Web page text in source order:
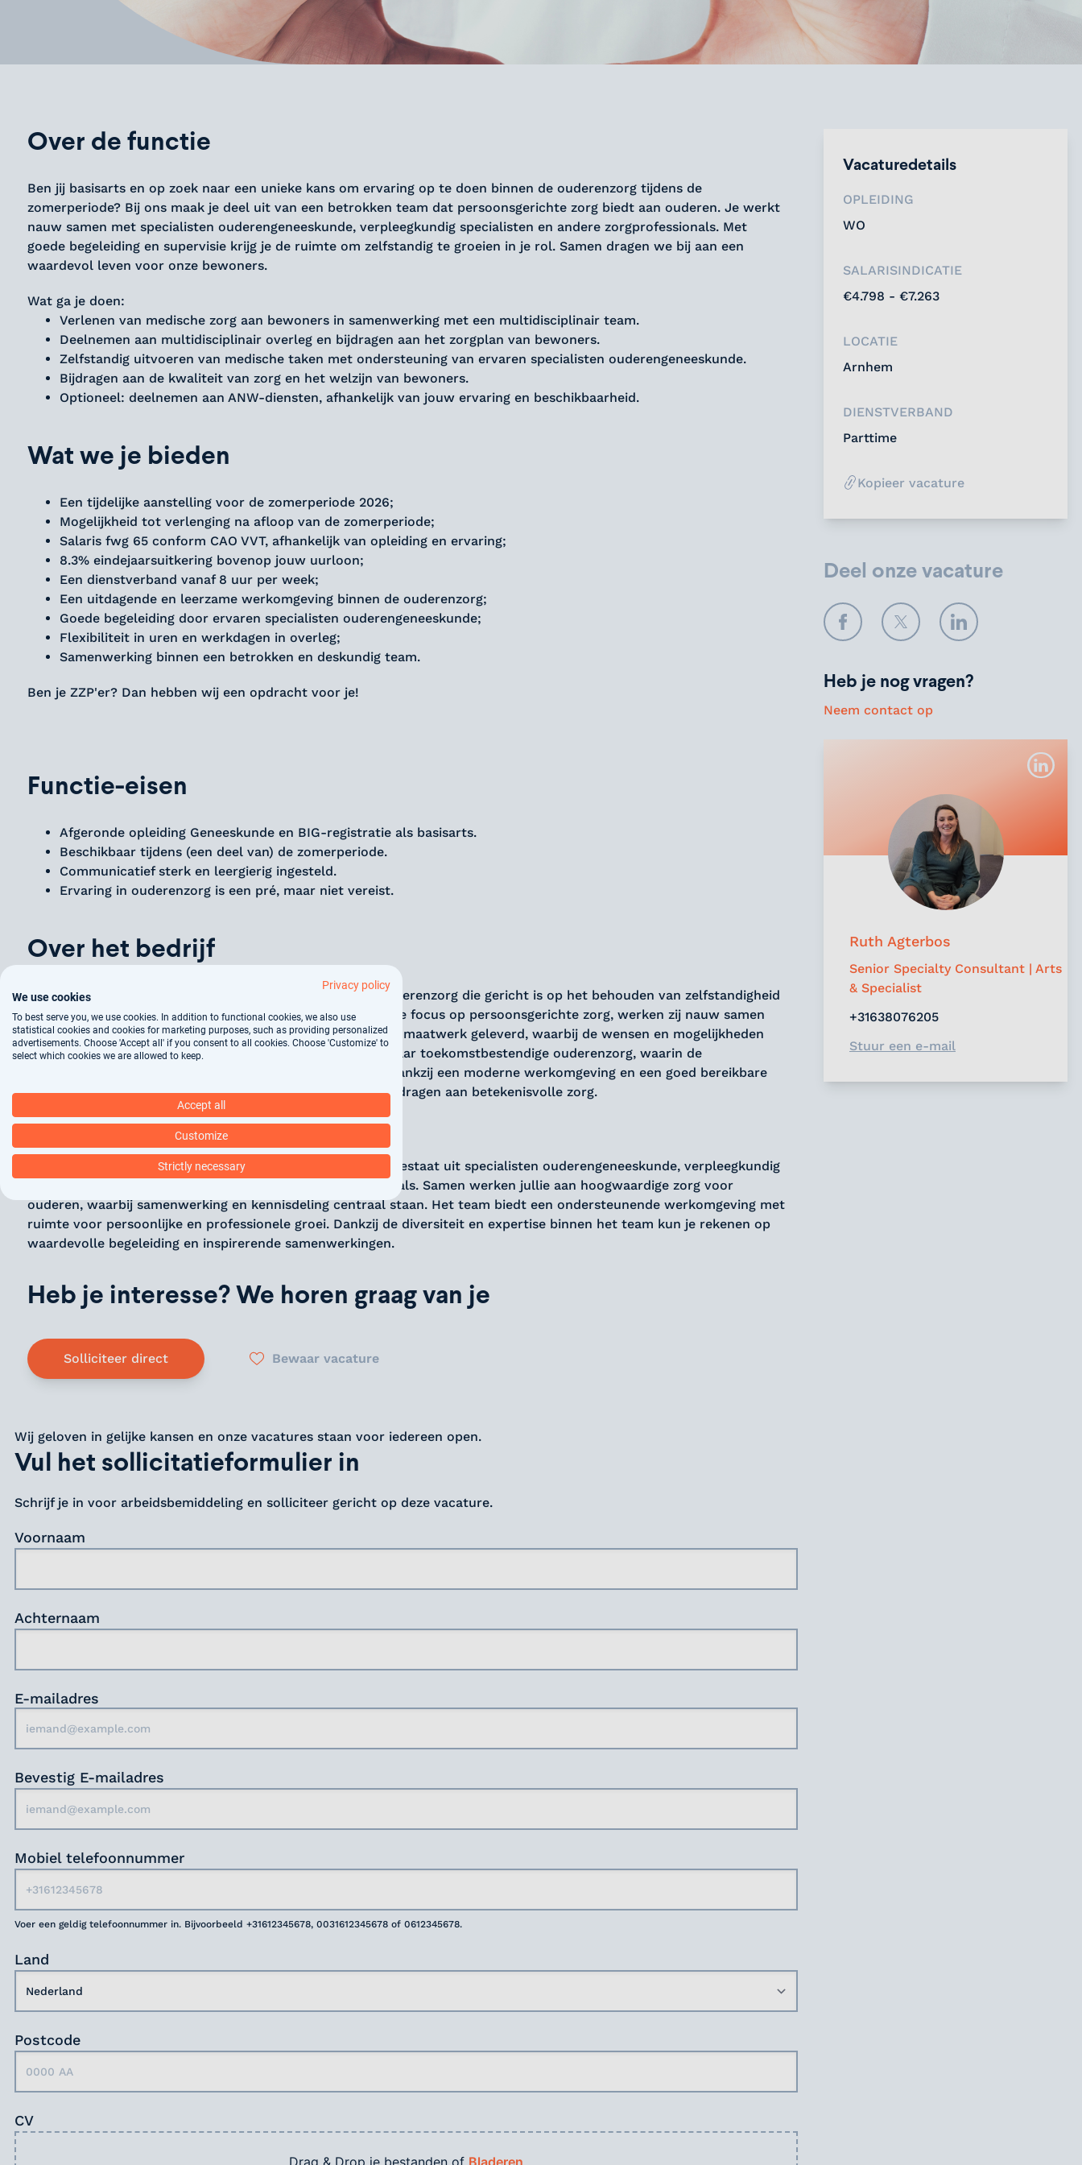
Over de functie
Ben jij basisarts en op zoek naar een unieke kans om ervaring op te doen binnen de ouderenzorg tijdens de
zomerperiode? Bij ons maak je deel uit van een betrokken team dat persoonsgerichte zorg biedt aan ouderen. Je werkt
nauw samen met specialisten ouderengeneeskunde, verpleegkundig specialisten en andere zorgprofessionals. Met
goede begeleiding en supervisie krijg je de ruimte om zelfstandig te groeien in je rol. Samen dragen we bij aan een
waardevol leven voor onze bewoners.
Wat ga je doen:
Verlenen van medische zorg aan bewoners in samenwerking met een multidisciplinair team.
Deelnemen aan multidisciplinair overleg en bijdragen aan het zorgplan van bewoners.
Zelfstandig uitvoeren van medische taken met ondersteuning van ervaren specialisten ouderengeneeskunde.
Bijdragen aan de kwaliteit van zorg en het welzijn van bewoners.
Optioneel: deelnemen aan ANW-diensten, afhankelijk van jouw ervaring en beschikbaarheid.
Wat we je bieden
Een tijdelijke aanstelling voor de zomerperiode 2026;
Mogelijkheid tot verlenging na afloop van de zomerperiode;
Salaris fwg 65 conform CAO VVT, afhankelijk van opleiding en ervaring;
8.3% eindejaarsuitkering bovenop jouw uurloon;
Een dienstverband vanaf 8 uur per week;
Een uitdagende en leerzame werkomgeving binnen de ouderenzorg;
Goede begeleiding door ervaren specialisten ouderengeneeskunde;
Flexibiliteit in uren en werkdagen in overleg;
Samenwerking binnen een betrokken en deskundig team.
Ben je ZZP'er? Dan hebben wij een opdracht voor je!
Functie-eisen
Afgeronde opleiding Geneeskunde en BIG-registratie als basisarts.
Beschikbaar tijdens (een deel van) de zomerperiode.
Communicatief sterk en leergierig ingesteld.
Ervaring in ouderenzorg is een pré, maar niet vereist.
Over het bedrijf
Gelegen in het hart van Arnhem, biedt deze organisatie ouderenzorg die gericht is op het behouden van zelfstandigheid
en het bevorderen van een waardevol leven. Met een sterke focus op persoonsgerichte zorg, werken zij nauw samen
met het netwerk en de buurt van de bewoners. Hier wordt maatwerk geleverd, waarbij de wensen en mogelijkheden
van de oudere altijd voorop staan. De organisatie streeft naar toekomstbestendige ouderenzorg, waarin de
kernwaarden samen, zelfstandig en doen centraal staan. Dankzij een moderne werkomgeving en een goed bereikbare
locatie, is dit een inspirerende plek om te werken en bij te dragen aan betekenisvolle zorg.
Het team
Je komt terecht in een betrokken en deskundig team dat bestaat uit specialisten ouderengeneeskunde, verpleegkundig
specialisten, physician assistants en andere zorgprofessionals. Samen werken jullie aan hoogwaardige zorg voor
ouderen, waarbij samenwerking en kennisdeling centraal staan. Het team biedt een ondersteunende werkomgeving met
ruimte voor persoonlijke en professionele groei. Dankzij de diversiteit en expertise binnen het team kun je rekenen op
waardevolle begeleiding en inspirerende samenwerkingen.
Heb je interesse? We horen graag van je
Solliciteer direct Bewaar vacature
Wij geloven in gelijke kansen en onze vacatures staan voor iedereen open.
Vul het sollicitatieformulier in
Schrijf je in voor arbeidsbemiddeling en solliciteer gericht op deze vacature.
Voornaam
Achternaam
E-mailadres
Bevestig E-mailadres
Mobiel telefoonnummer
Voer een geldig telefoonnummer in. Bijvoorbeeld +31612345678, 0031612345678 of 0612345678.
Land
Postcode
CV
Drag & Drop je bestanden of Bladeren
Vacaturedetails
OPLEIDING
WO
SALARISINDICATIE
€4.798 - €7.263
LOCATIE
Arnhem
DIENSTVERBAND
Parttime
Kopieer vacature
Deel onze vacature
FacebookTwitter LinkedIn
Heb je nog vragen?
Neem contact op
Ruth Agterbos
Senior Specialty Consultant | Arts
& Specialist
+31638076205
Stuur een e-mail
Privacy policy
We use cookies
To best serve you, we use cookies. In addition to functional cookies, we also use
statistical cookies and cookies for marketing purposes, such as providing personalized
advertisements. Choose 'Accept all' if you consent to all cookies. Choose 'Customize' to
select which cookies we are allowed to keep.
Accept all
Customize
Strictly necessary